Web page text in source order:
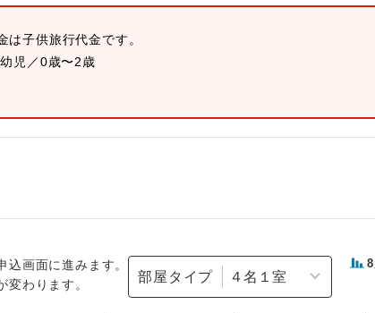
は子供旅行代金です。
児／0歳〜2歳
込画面に進みます。
わります。
部屋タイプ
8